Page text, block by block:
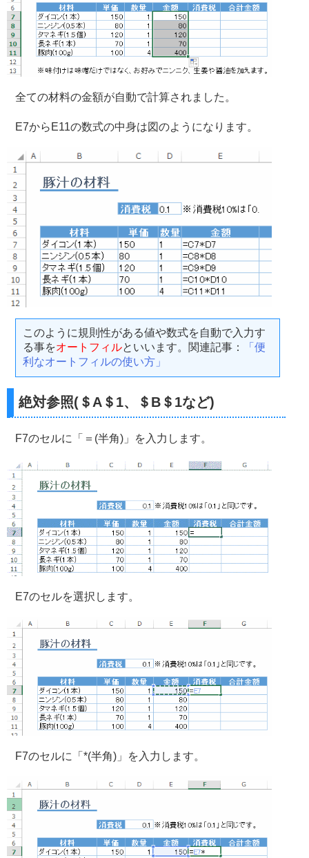
全ての材料の金額が自動で計算されました。
E7からE11の数式の中身は図のようになります。
このように規則性がある値や数式を自動で入力す
る事をオートフィルといいます。関連記事：
「便
利なオートフィルの使い方」
絶対参照(＄A＄1、＄B＄1など)
F7のセルに「＝(半角)」を入力します。
E7のセルを選択します。
F7のセルに「*(半角)」を入力します。